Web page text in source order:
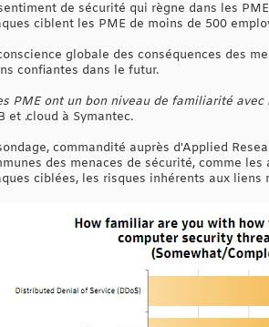
de sécurité qui règne dans les
ciblent les PME de moins de 500
globale des conséquences des
confiantes dans le futur.
PME ont un bon niveau de familiarité
et .cloud à Symantec.
commandité auprès d'Applied
des menaces de sécurité, comme
ciblées, les risques inhérents aux